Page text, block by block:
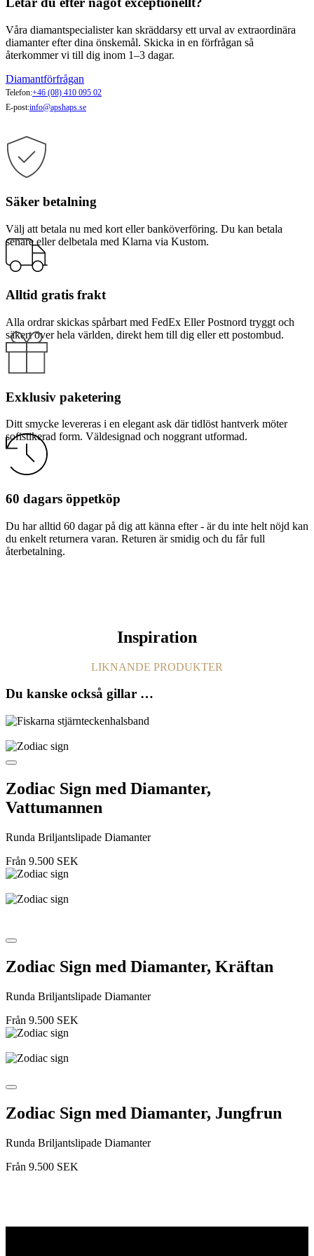
Våra diamantspecialister kan skräddarsy ett urval av extraordinära
diamanter efter dina önskemål. Skicka in en förfrågan så
återkommer vi till dig inom 1–3 dagar.
Diamantförfrågan
Telefon:+46 (08) 410 095 02
E-post:info@apshaps.se
Säker betalning
Välj att betala nu med kort eller banköverföring. Du kan betala
senare eller delbetala med Klarna via Kustom.
Alltid gratis frakt
Alla ordrar skickas spårbart med FedEx Eller Postnord tryggt och
säkert över hela världen, direkt hem till dig eller ett postombud.
Exklusiv paketering
Ditt smycke levereras i en elegant ask där tidlöst hantverk möter
sofistikerad form. Väldesignad och noggrant utformad.
60 dagars öppetköp
Du har alltid 60 dagar på dig att känna efter - är du inte helt nöjd kan
du enkelt returnera varan. Returen är smidig och du får full
återbetalning.
Inspiration
LIKNANDE PRODUKTER
Du kanske också gillar …
Zodiac Sign med Diamanter,
Vattumannen
Runda Briljantslipade Diamanter
Från 9.500 SEK
Zodiac Sign med Diamanter, Kräftan
Runda Briljantslipade Diamanter
Från 9.500 SEK
Zodiac Sign med Diamanter, Jungfrun
Runda Briljantslipade Diamanter
Från 9.500 SEK